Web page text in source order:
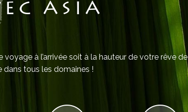
ASIA
à l’arrivée soit à la hauteur de votre rêve de
dans tous les domaines !